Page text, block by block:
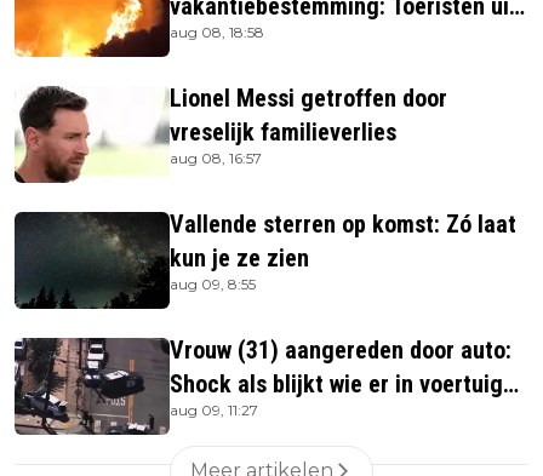
verblijven gehaald
aug 08, 18:58
Lionel Messi getroffen door
vreselijk familieverlies
aug 08, 16:57
Vallende sterren op komst: Zó laat
kun je ze zien
aug 09, 8:55
Vrouw (31) aangereden door auto:
Shock als blijkt wie er in voertuig
zitten
aug 09, 11:27
Meer artikelen